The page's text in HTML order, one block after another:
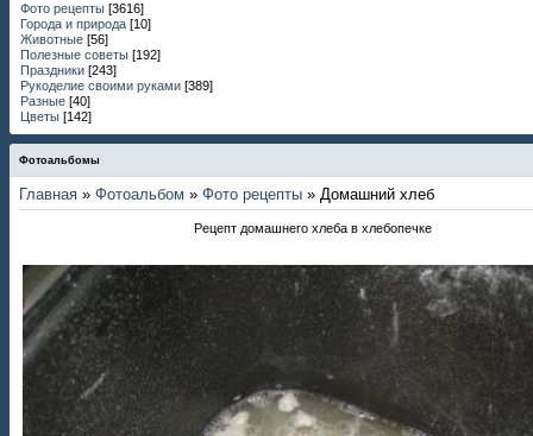
Фото рецепты [3616]
Города и природа [10]
Животные [56]
Полезные советы [192]
Праздники [243]
Рукоделие своими руками [389]
Разные [40]
Цветы [142]
Фотоальбомы
Главная » Фотоальбом » Фото рецепты » Домашний хлеб
Рецепт домашнего хлеба в хлебопечке